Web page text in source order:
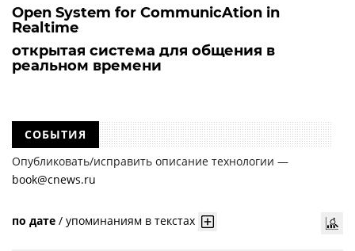
Open System for CommunicAtion in
Realtime
открытая система для общения в
реальном времени
СОБЫТИЯ
Опубликовать/исправить описание технологии —
book@cnews.ru
по дате / упоминаниям в текстах